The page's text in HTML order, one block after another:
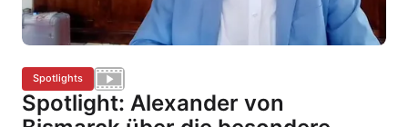
Spotlights
Spotlight: Alexander von